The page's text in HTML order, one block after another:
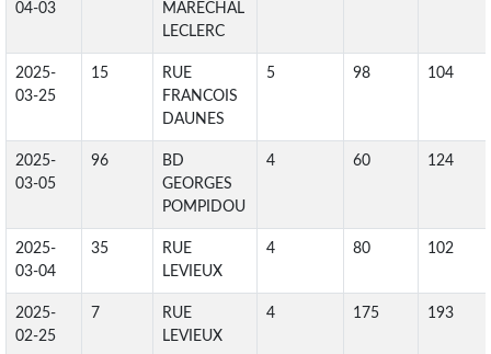
04-03
MARECHAL
LECLERC
2025-
03-25
15
RUE
FRANCOIS
DAUNES
5 98 104
2025-
03-05
96
BD
GEORGES
POMPIDOU
4 60 124
2025-
03-04
35
RUE
LEVIEUX
4 80 102
2025-
02-25
7
RUE
LEVIEUX
4 175 193